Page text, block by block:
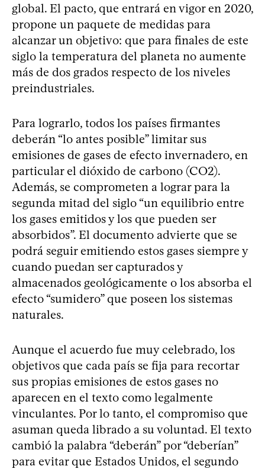
global. El pacto, que entrará en vigor en 2020,
propone un paquete de medidas para
alcanzar un objetivo: que para finales de este
siglo la temperatura del planeta no aumente
más de dos grados respecto de los niveles
preindustriales.
Para lograrlo, todos los países firmantes
deberán “lo antes posible” limitar sus
emisiones de gases de efecto invernadero, en
particular el dióxido de carbono (CO2).
Además, se comprometen a lograr para la
segunda mitad del siglo “un equilibrio entre
los gases emitidos y los que pueden ser
absorbidos”. El documento advierte que se
podrá seguir emitiendo estos gases siempre y
cuando puedan ser capturados y
almacenados geológicamente o los absorba el
efecto “sumidero” que poseen los sistemas
naturales.
Aunque el acuerdo fue muy celebrado, los
objetivos que cada país se fija para recortar
sus propias emisiones de estos gases no
aparecen en el texto como legalmente
vinculantes. Por lo tanto, el compromiso que
asuman queda librado a su voluntad. El texto
cambió la palabra “deberán” por “deberían”
para evitar que Estados Unidos, el segundo